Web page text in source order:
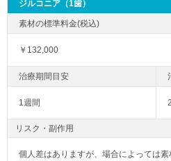
ジルコニア（1歯）
￥132,000
1週間
リスク・副作用
個人差はありますが、場合によっては